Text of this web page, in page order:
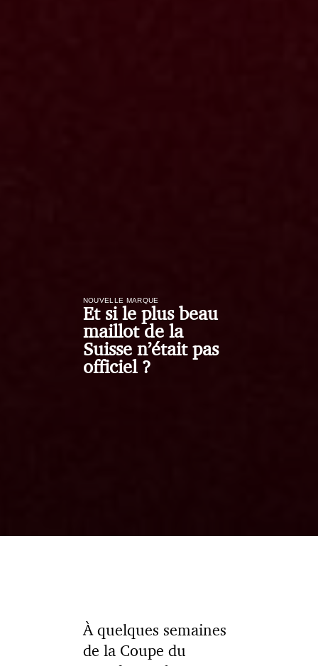
NOUVELLE MARQUE
Et si le plus beau
maillot de la
Suisse n’était pas
officiel ?
À quelques semaines
de la Coupe du